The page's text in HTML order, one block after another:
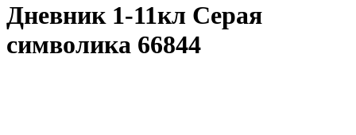
Дневник 1-11кл Серая
символика 66844